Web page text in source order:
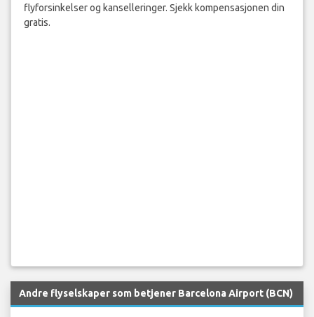
flyforsinkelser og kanselleringer. Sjekk kompensasjonen din
gratis.
Andre flyselskaper som betjener Barcelona Airport (BCN)